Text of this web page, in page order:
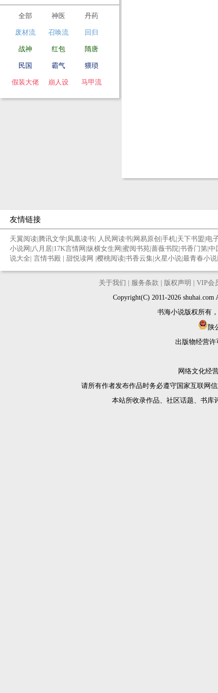
全部 神医 丹药
废材流 召唤流 回归
战神 红包 隋唐
民国 霸气 猥琐
假装大佬 崩人设 马甲流
友情链接
天翼阅读 腾讯文学 凤凰读书 人民网读书 网易原创 手机 天下书盟 电
小说网 八月居 17K言情网 纵横女生网 蜜阅书苑 蔷薇书院 书香门第 中
说大全 言情书殿 甜悦读网 樱桃阅读 书香云集 火星小说 最青春小
关于我们 服务条款 版权声明
VIP会
Copyright(C) 2011-2026
书海小说版权所有
陕
出版物经营许
网络文化经
请所有作者发布作品时务必遵守国家互联网
本站所收录作品、社区话题、书库